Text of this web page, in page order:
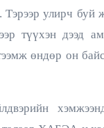
улирч буй
түүхэн дээд
өндөр он